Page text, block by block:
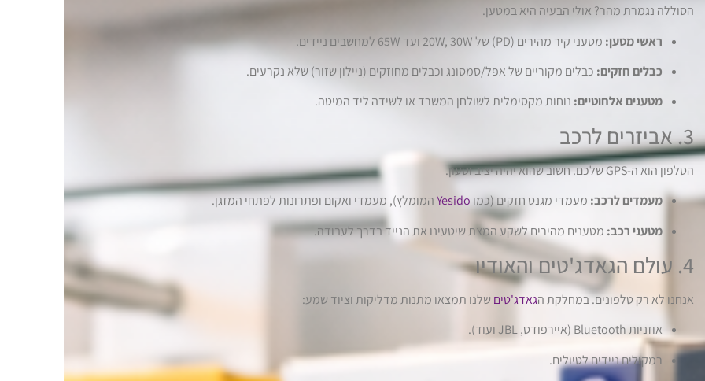
הסוללה נגמרת מהר? אולי הבעיה היא במטען.
ראשי מטען: מטעני קיר מהירים (PD) של 20W, 30W ועד 65W למחשבים ניידים.
כבלים חזקים: כבלים מקוריים של אפל/סמסונג וכבלים מחוזקים (ניילון שזור) שלא נקרעים.
מטענים אלחוטיים: נוחות מקסימלית לשולחן המשרד או לשידה ליד המיטה.
3. אביזרים לרכב
הטלפון הוא ה-GPS שלכם. חשוב שהוא יהיה יציב וטעון.
מעמדים לרכב: מעמדי מגנט חזקים (כמו Yesidoהמומלץ), מעמדי ואקום ופתרונות לפתחי המזגן.
מטעני רכב: מטענים מהירים לשקע המצת שיטעינו את הנייד בדרך לעבודה.
4. עולם הגאדג'טים והאודיו
אנחנו לא רק טלפונים. במחלקת הגאדג'טים שלנו תמצאו מתנות מדליקות וציוד שמע:
אוזניות Bluetooth (איירפודס, JBL ועוד).
רמקולים ניידים לטיולים.